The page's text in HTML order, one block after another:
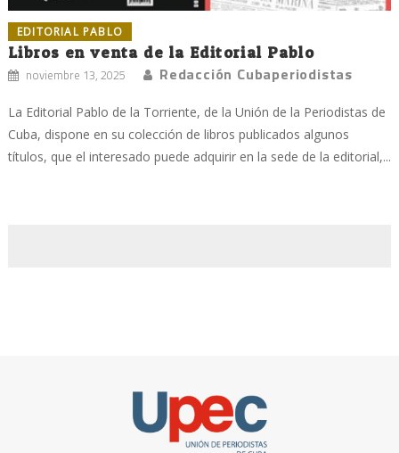
EDITORIAL PABLO
Libros en venta de la Editorial Pablo
noviembre 13, 2025 Redacción Cubaperiodistas
La Editorial Pablo de la Torriente, de la Unión de la Periodistas de
Cuba, dispone en su colección de libros publicados algunos
títulos, que el interesado puede adquirir en la sede de la editorial,...